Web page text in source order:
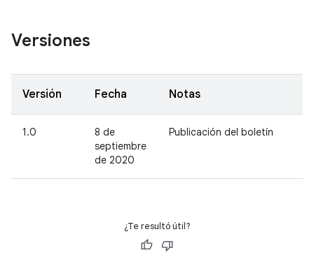
Versiones
Versión Fecha Notas
1.0
8 de
septiembre
de 2020
Publicación del boletín
¿Te resultó útil?